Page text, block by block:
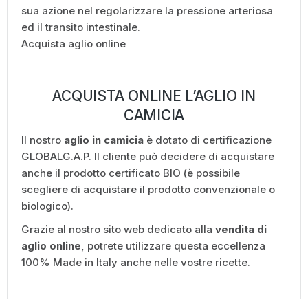
sua azione nel regolarizzare la pressione arteriosa
ed il transito intestinale.
Acquista aglio online
ACQUISTA ONLINE L’AGLIO IN
CAMICIA
Il nostro aglio in camicia è dotato di certificazione
GLOBALG.A.P. Il cliente può decidere di acquistare
anche il prodotto certificato BIO (è possibile
scegliere di acquistare il prodotto convenzionale o
biologico).
Grazie al nostro sito web dedicato alla vendita di
aglio online, potrete utilizzare questa eccellenza
100% Made in Italy anche nelle vostre ricette.